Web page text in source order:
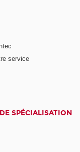
service
SPÉCIALISATION